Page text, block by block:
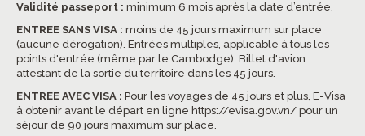
Validité passeport : minimum 6 mois après la date d’entrée.
ENTREE SANS VISA : moins de 45 jours maximum sur place
(aucune dérogation). Entrées multiples, applicable à tous les
points d'entrée (même par le Cambodge). Billet d'avion
attestant de la sortie du territoire dans les 45 jours.
ENTREE AVEC VISA : Pour les voyages de 45 jours et plus, E-Visa
à obtenir avant le départ en ligne https://evisa.gov.vn/ pour un
séjour de 90 jours maximum sur place.